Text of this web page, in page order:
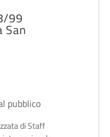
il
L
99
San
pubblico
di Staff